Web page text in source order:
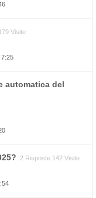
Visite
7:25
automatica del
2 Risposte 142 Visite